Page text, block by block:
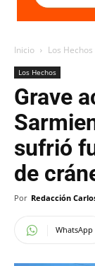
Inicio Los Hechos
Los Hechos
Grave
sufrió
de
Por Redacción
WhatsApp